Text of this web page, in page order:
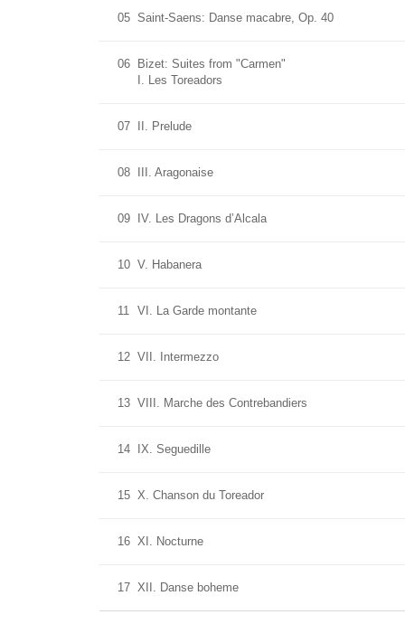
05 Saint-Saens: Danse macabre, Op. 40
06
Bizet: Suites from "Carmen"
I. Les Toreadors
07 II. Prelude
08 III. Aragonaise
09 IV. Les Dragons d’Alcala
10 V. Habanera
11 VI. La Garde montante
12 VII. Intermezzo
13 VIII. Marche des Contrebandiers
14 IX. Seguedille
15 X. Chanson du Toreador
16 XI. Nocturne
17 XII. Danse boheme